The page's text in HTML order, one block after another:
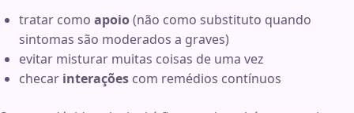
tratar como apoio(não como substituto quando
sintomas são moderados a graves)
evitar misturar muitas coisas de uma vez
checar interações com remédios contínuos